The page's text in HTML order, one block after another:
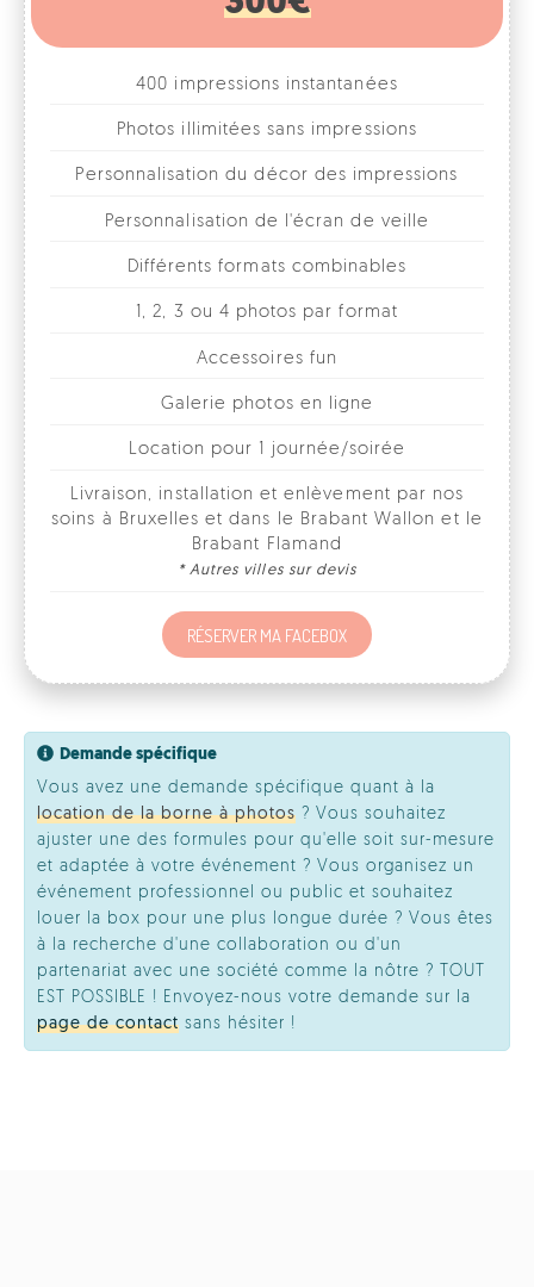
Personnalisation du décor des impressions
Personnalisation de l'écran de veille
Différents formats combinables
soins à Bruxelles et dans le Brabant Wallon et le
* Autres villes sur devis
RÉSERVER MA FACEBOX
Demande spécifique
Vous avez une demande spécifique quant à la
location de la borne à photos ? Vous souhaitez
ajuster une des formules pour qu'elle soit sur-mesure
et adaptée à votre événement ? Vous organisez un
événement professionnel ou public et souhaitez
louer la box pour une plus longue durée ? Vous êtes
à la recherche d'une collaboration ou d'un
partenariat avec une société comme la nôtre ? TOUT
EST POSSIBLE ! Envoyez-nous votre demande sur la
page de contact sans hésiter !